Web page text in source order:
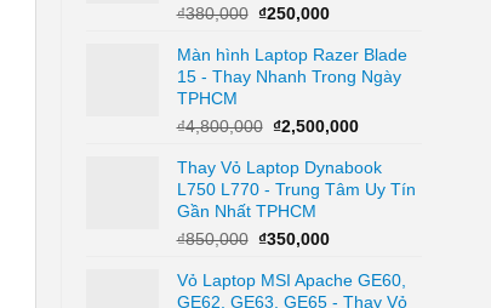
₫380,000 Giá
là:
₫380,000.
₫250,000Giá
tại
là:
Màn hình Laptop Razer Blade
15 - Thay Nhanh Trong Ngày
TPHCM
₫4,800,000 Giá
là:
₫4,800,000.
₫2,500,000Giá
tại
là:
Thay Vỏ Laptop Dynabook
L750 L770 - Trung Tâm Uy Tín
Gần Nhất TPHCM
₫850,000 Giá
là:
₫850,000.
₫350,000Giá
tại
là:
Vỏ Laptop MSI Apache GE60,
GE62, GE63, GE65 - Thay Vỏ